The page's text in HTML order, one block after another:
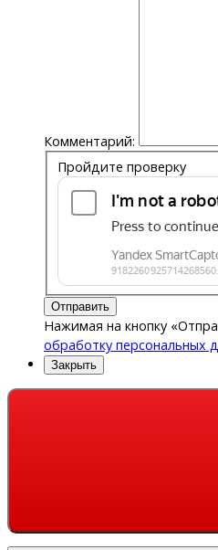
Комментарий:
Пройдите проверку
Отправить
Нажимая на кнопку
обработку персональных
Закрыть